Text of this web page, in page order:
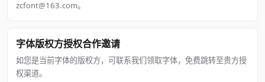
zcfont@163.com。
字体版权方授权合作邀请
如您是当前字体的版权方，可联系我们领取字体，免费跳转至贵方授
权渠道。